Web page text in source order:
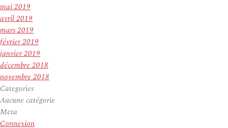
mai 2019
avril 2019
mars 2019
février 2019
janvier 2019
décembre 2018
novembre 2018
Categories
Aucune catégorie
Meta
Connexion